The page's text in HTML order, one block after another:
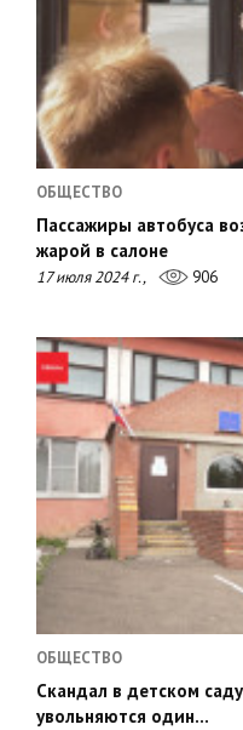
ОБЩЕСТВО
Пассажиры автобуса
жарой в салоне
17 июля 2024 г., 906
ОБЩЕСТВО
Скандал в детском
увольняются один…